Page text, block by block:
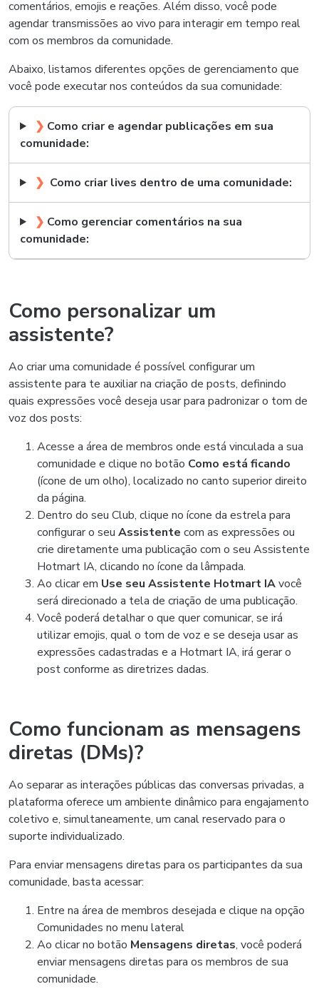
comentários, emojis e reações. Além disso, você pode
agendar transmissões ao vivo para interagir em tempo real
com os membros da comunidade.
Abaixo, listamos diferentes opções de gerenciamento que
você pode executar nos conteúdos da sua comunidade:
❯ Como criar e agendar publicações em sua
comunidade:
❯ Como criar lives dentro de uma comunidade:
❯ Como gerenciar comentários na sua
comunidade:
Como personalizar um
assistente?
Ao criar uma comunidade é possível configurar um
assistente para te auxiliar na criação de posts, definindo
quais expressões você deseja usar para padronizar o tom de
voz dos posts:
Acesse a área de membros onde está vinculada a sua
comunidade e clique no botão Como está ficando
(ícone de um olho), localizado no canto superior direito
da página.
Dentro do seu Club, clique no ícone da estrela para
configurar o seu Assistente com as expressões ou
crie diretamente uma publicação com o seu Assistente
Hotmart IA, clicando no ícone da lâmpada.
Ao clicar em Use seu Assistente Hotmart IAvocê
será direcionado a tela de criação de uma publicação.
Você poderá detalhar o que quer comunicar, se irá
utilizar emojis, qual o tom de voz e se deseja usar as
expressões cadastradas e a Hotmart IA, irá gerar o
post conforme as diretrizes dadas.
Como funcionam as mensagens
diretas (DMs)?
Ao separar as interações públicas das conversas privadas, a
plataforma oferece um ambiente dinâmico para engajamento
coletivo e, simultaneamente, um canal reservado para o
suporte individualizado.
Para enviar mensagens diretas para os participantes da sua
comunidade, basta acessar:
Entre na área de membros desejada e clique na opção
Comunidades no menu lateral
Ao clicar no botão Mensagens diretas, você poderá
enviar mensagens diretas para os membros de sua
comunidade.